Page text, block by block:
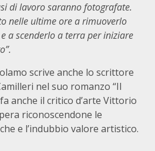
di lavoro saranno fotografate.
nelle ultime ore a rimuoverlo
a scenderlo a terra per iniziare
scrive anche lo scrittore
nel suo romanzo “Il
anche il critico d’arte Vittorio
riconoscendone le
e l’indubbio valore artistico.